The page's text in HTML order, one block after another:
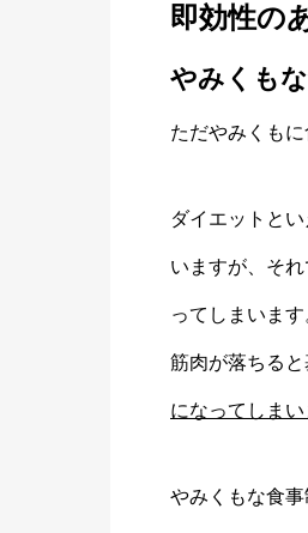
即効性の
やみくも
ただやみくも
ダイエットと
いますが、そ
ってしまいます
筋肉が落ちる
になってしまい
やみくもな食